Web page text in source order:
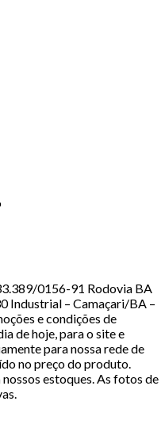
0156-91 Rodovia BA
Industrial – Camaçari/BA –
e condições de
de hoje, para o site e
para nossa rede de
no preço do produto.
estoques. As fotos de